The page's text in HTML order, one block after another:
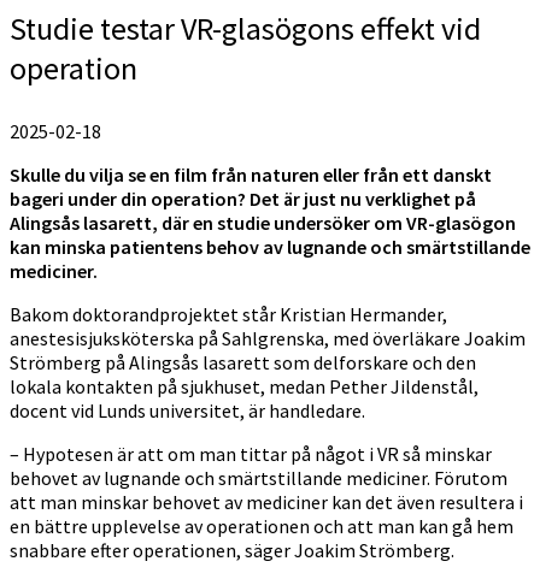
Studie testar VR-glasögons effekt vid
operation
2025-02-18
Skulle du vilja se en film från naturen eller från ett danskt
bageri under din operation? Det är just nu verklighet på
Alingsås lasarett, där en studie undersöker om VR-glasögon
kan minska patientens behov av lugnande och smärtstillande
mediciner.
Bakom doktorandprojektet står Kristian Hermander,
anestesisjuksköterska på Sahlgrenska, med överläkare Joakim
Strömberg på Alingsås lasarett som delforskare och den
lokala kontakten på sjukhuset, medan Pether Jildenstål,
docent vid Lunds universitet, är handledare.
– Hypotesen är att om man tittar på något i VR så minskar
behovet av lugnande och smärtstillande mediciner. Förutom
att man minskar behovet av mediciner kan det även resultera i
en bättre upplevelse av operationen och att man kan gå hem
snabbare efter operationen, säger Joakim Strömberg.